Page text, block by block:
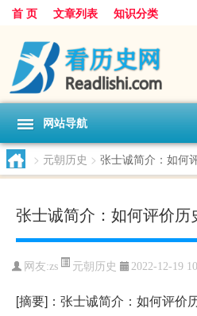
首 页 文章列表 知识分类
网站导航
> 元朝历史 > 张士诚简介：如何
张士诚简介：如何评价历
网友:zs 元朝历史 2022-12-19
[摘要]：张士诚简介：如何评价